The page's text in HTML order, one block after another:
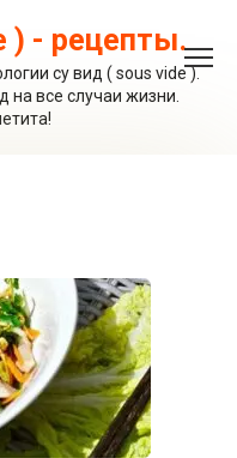
) - рецепты.
су вид ( sous vide ).
все случаи жизни.